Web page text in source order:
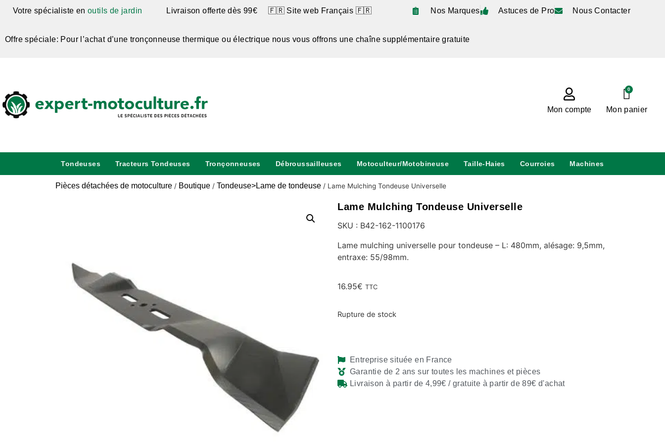
Votre spécialiste en outils de jardin Livraison offerte dès 99€ 🇫🇷 Site web Français 🇫🇷 Nos Marques Astuces de Pro Nous Contacter
Offre spéciale: Pour l’achat d’une tronçonneuse thermique ou électrique nous vous offrons une chaîne supplémentaire gratuite
Mon compte
0
Mon panier
Tondeuses Tracteurs Tondeuses Tronçonneuses Débroussailleuses Motoculteur/Motobineuse Taille-Haies Courroies Machines
Pièces détachées de motoculture / Boutique / Tondeuse>Lame de tondeuse / Lame Mulching Tondeuse Universelle
Lame Mulching Tondeuse Universelle
SKU : B42-162-1100176
Lame mulching universelle pour tondeuse – L: 480mm, alésage: 9,5mm,
entraxe: 55/98mm.
16.95€ TTC
Rupture de stock
Entreprise située en France
Garantie de 2 ans sur toutes les machines et pièces
Livraison à partir de 4,99€ / gratuite à partir de 89€ d'achat